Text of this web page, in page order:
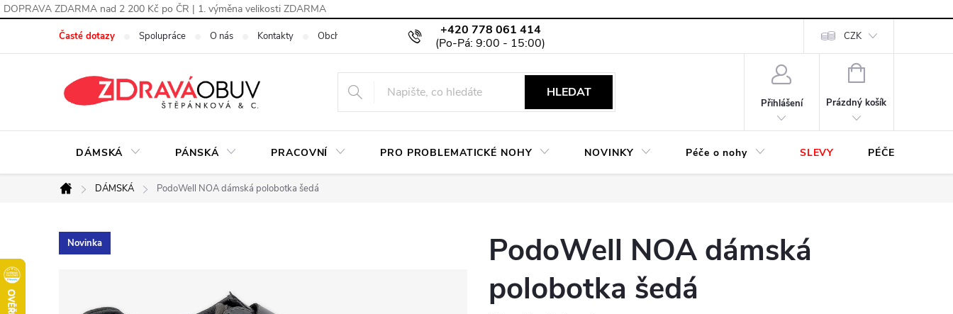
DOPRAVA ZDARMA nad 2 200 Kč po ČR | 1. výměna velikosti ZDARMA
+420 778 061 414
Časté dotazy Spolupráce O nás Kontakty Obchodní podmínky Podmínky ochrany osobních údajů CZK
HLEDAT
Přihlášení
NÁKUPNÍ
Prázdný košík
DÁMSKÁ PÁNSKÁ PRACOVNÍ PRO PROBLEMATICKÉ NOHY NOVINKY Péče o nohy SLEVY PÉČE O OBUV
Domů
DÁMSKÁ PodoWell NOA dámská polobotka šedá
Novinka
PodoWell NOA dámská
polobotka šedá